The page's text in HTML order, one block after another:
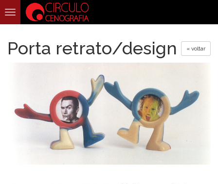
Toggle
navigation
Porta retrato/design « voltar